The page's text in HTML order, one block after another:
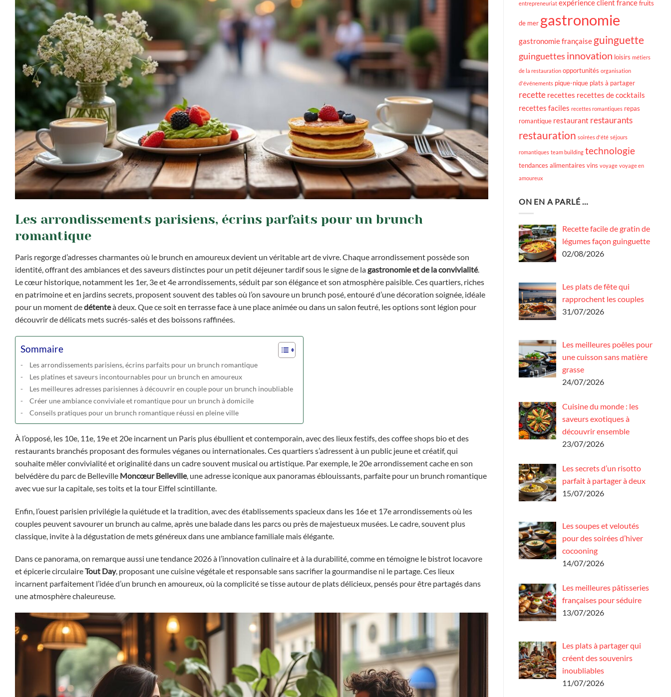
Les arrondissements parisiens, écrins parfaits pour un brunch
romantique
Paris regorge d’adresses charmantes où le brunch en amoureux devient un véritable art de vivre. Chaque arrondissement possède son
identité, offrant des ambiances et des saveurs distinctes pour un petit déjeuner tardif sous le signe de lagastronomie et de la convivialité.
Le cœur historique, notamment les 1er, 3e et 4e arrondissements, séduit par son élégance et son atmosphère paisible. Ces quartiers, riches
en patrimoine et en jardins secrets, proposent souvent des tables où l’on savoure un brunch posé, entouré d’une décoration soignée, idéale
pour un moment dedétenteà deux. Que ce soit en terrasse face à une place animée ou dans un salon feutré, les options sont légion pour
découvrir de délicats mets sucrés-salés et des boissons raffinées.
Sommaire
Les arrondissements parisiens, écrins parfaits pour un brunch romantique
Les platines et saveurs incontournables pour un brunch en amoureux
Les meilleures adresses parisiennes à découvrir en couple pour un brunch inoubliable
Créer une ambiance conviviale et romantique pour un brunch à domicile
Conseils pratiques pour un brunch romantique réussi en pleine ville
À l’opposé, les 10e, 11e, 19e et 20e incarnent un Paris plus ébullient et contemporain, avec des lieux festifs, des coffee shops bio et des
restaurants branchés proposant des formules véganes ou internationales. Ces quartiers s’adressent à un public jeune et créatif, qui
souhaite mêler convivialité et originalité dans un cadre souvent musical ou artistique. Par exemple, le 20e arrondissement cache en son
belvédère du parc de Belleville Moncœur Belleville, une adresse iconique aux panoramas éblouissants, parfaite pour un brunch romantique
avec vue sur la capitale, ses toits et la tour Eiffel scintillante.
Enfin, l’ouest parisien privilégie la quiétude et la tradition, avec des établissements spacieux dans les 16e et 17e arrondissements où les
couples peuvent savourer un brunch au calme, après une balade dans les parcs ou près de majestueux musées. Le cadre, souvent plus
classique, invite à la dégustation de mets généreux dans une ambiance familiale mais élégante.
Dans ce panorama, on remarque aussi une tendance 2026 à l’innovation culinaire et à la durabilité, comme en témoigne le bistrot locavore
et épicerie circulaireTout Day, proposant une cuisine végétale et responsable sans sacrifier la gourmandise ni le partage. Ces lieux
incarnent parfaitement l’idée d’un brunch en amoureux, où la complicité se tisse autour de plats délicieux, pensés pour être partagés dans
une atmosphère chaleureuse.
entrepreneuriat expérience client francefruits
de mer gastronomie
gastronomie française guinguette
guinguettes innovation loisirs métiers
de la restauration opportunités organisation
d'événements pique-nique plats à partager
recette recettes recettes de cocktails
recettes faciles recettes romantiques repas
romantique restaurant restaurants
restauration soirées d'été séjours
romantiques team building technologie
tendances alimentaires vins voyage voyage en
amoureux
ON EN A PARLÉ …
Recette facile de gratin de
légumes façon guinguette
02/08/2026
Les plats de fête qui
rapprochent les couples
31/07/2026
Les meilleures poêles pour
une cuisson sans matière
grasse
24/07/2026
Cuisine du monde : les
saveurs exotiques à
découvrir ensemble
23/07/2026
Les secrets d’un risotto
parfait à partager à deux
15/07/2026
Les soupes et veloutés
pour des soirées d’hiver
cocooning
14/07/2026
Les meilleures pâtisseries
françaises pour séduire
13/07/2026
Les plats à partager qui
créent des souvenirs
inoubliables
11/07/2026